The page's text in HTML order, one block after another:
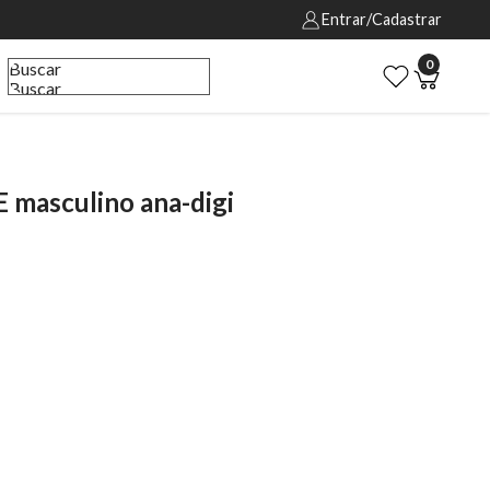
Entrar/Cadastrar
Buscar
Buscar
0
masculino ana-digi